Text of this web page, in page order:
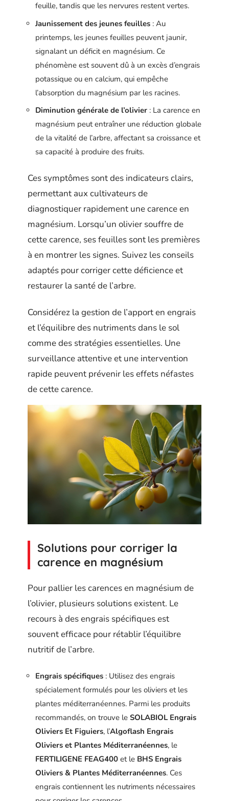
feuille, tandis que les nervures restent vertes.
Jaunissement des jeunes feuilles : Au
printemps, les jeunes feuilles peuvent jaunir,
signalant un déficit en magnésium. Ce
phénomène est souvent dû à un excès d’engrais
potassique ou en calcium, qui empêche
l’absorption du magnésium par les racines.
Diminution générale de l’olivier : La carence en
magnésium peut entraîner une réduction globale
de la vitalité de l’arbre, affectant sa croissance et
sa capacité à produire des fruits.
Ces symptômes sont des indicateurs clairs,
permettant aux cultivateurs de
diagnostiquer rapidement une carence en
magnésium. Lorsqu’un olivier souffre de
cette carence, ses feuilles sont les premières
à en montrer les signes. Suivez les conseils
adaptés pour corriger cette déficience et
restaurer la santé de l’arbre.
Considérez la gestion de l’apport en engrais
et l’équilibre des nutriments dans le sol
comme des stratégies essentielles. Une
surveillance attentive et une intervention
rapide peuvent prévenir les effets néfastes
de cette carence.
Solutions pour corriger la
carence en magnésium
Pour pallier les carences en magnésium de
l’olivier, plusieurs solutions existent. Le
recours à des engrais spécifiques est
souvent efficace pour rétablir l’équilibre
nutritif de l’arbre.
Engrais spécifiques : Utilisez des engrais
spécialement formulés pour les oliviers et les
plantes méditerranéennes. Parmi les produits
recommandés, on trouve le SOLABIOL Engrais
Oliviers Et Figuiers, l’Algoflash Engrais
Oliviers et Plantes Méditerranéennes, le
FERTILIGENE FEAG400 et le BHS Engrais
Oliviers & Plantes Méditerranéennes. Ces
engrais contiennent les nutriments nécessaires